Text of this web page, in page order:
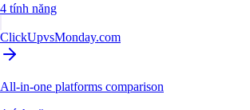
4 tính năng
ClickUpvsMonday.com
All-in-one platforms comparison